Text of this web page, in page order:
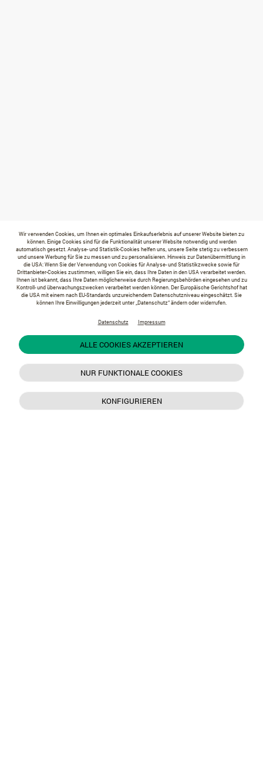
Wir verwenden Cookies, um Ihnen ein optimales Einkaufserlebnis auf unserer Website bieten zu
können. Einige Cookies sind für die Funktionalität unserer Website notwendig und werden
automatisch gesetzt. Analyse- und Statistik-Cookies helfen uns, unsere Seite stetig zu verbessern
und unsere Werbung für Sie zu messen und zu personalisieren. Hinweis zur Datenübermittlung in
die USA: Wenn Sie der Verwendung von Cookies für Analyse- und Statistikzwecke sowie für
Drittanbieter-Cookies zustimmen, willigen Sie ein, dass Ihre Daten in den USA verarbeitet werden.
Ihnen ist bekannt, dass Ihre Daten möglicherweise durch Regierungsbehörden eingesehen und zu
Kontroll- und überwachungszwecken verarbeitet werden können. Der Europäische Gerichtshof hat
die USA mit einem nach EU-Standards unzureichendem Datenschutzniveau eingeschätzt. Sie
können Ihre Einwilligungen jederzeit unter „Datenschutz“ ändern oder widerrufen.
Datenschutz Impressum
ALLE COOKIES AKZEPTIEREN
NUR FUNKTIONALE COOKIES
KONFIGURIEREN